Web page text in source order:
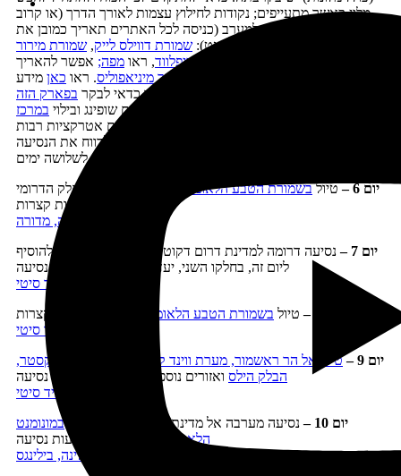
מלון כאשר מתעייפים; נקודות לחילוץ עצמות לאורך הדרך (או קרוב
אליה) מסודרות ממזרח למערב (כניסה לכל האתרים תאריך כמובן את
מסלול הנסיעה במעט): שמורת דווילס לייק, שמורת מירור
שמורת מייפלווד, ראו מפה; אפשר להאריך
בעיר מיניאפוליס. ראו כאן מידע
מה ניתן לעשות בעיר. אם מבקרים בעיר כדאי לבקר בפארק הזה
הסמוך לה, וכן אפשר לשלב בביקור בעיר גם שופינג ובילוי במרכז
הממוקם מדרום לעיר (יש בקניון זה גם אטרקציות רבות
ומתקנים של פארק שעשועים); כדאי לשקול לרווח את הנסיעה
לשלושה ימים
יום 6
–טיולבשמורת הטבע הלאומית ת'אודור רוזוולט
(בחלק הדרומי
של השמורה), נסיעות קצרות
לינה, מדורה
יום 7 –
נסיעה דרומה למדינת דרום דקוטה (אם יש זמן אפשר להוסיף
ליום זה, בחלקו השני, יעדים מיום 9), 4 שעות נסיעה
לינה, רפיד סיטי
טיול בשמורת הטבע הלאומית בדלנדס
, נסיעות קצרות
לינה, רפיד סיטי
יום 9 –
טיול אל הר ראשמור, מערת ווינד קייב, שמורת המדינה קסטר,
הבלק הילס ואזורים נוספים באזור, 1-2 שעות נסיעה
לינה, רפיד סיטי
יום 10 –
נסיעה מערבה אל מדינת מונטנה, טיול בדרךבמונומנט
הלאומי דווילס טאוור
לינה, בילינגס